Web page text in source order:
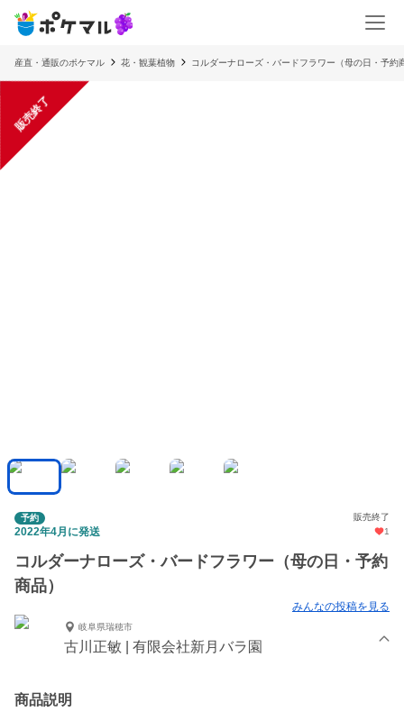
産直・通販のポケマル 花・観葉植物 コルダーナローズ・バードフラワー（母の日・予約
販売終了
予約 販売終了
2022年4月に発送 1
コルダーナローズ・バードフラワー（母の日・予約
商品）
みんなの投稿を見る
岐阜県瑞穂市
古川正敏 | 有限会社新月バラ園
商品説明